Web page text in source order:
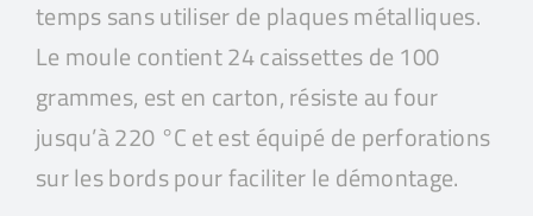
temps sans utiliser de plaques métalliques.
Le moule contient 24 caissettes de 100
grammes, est en carton, résiste au four
jusqu’à 220 °C et est équipé de perforations
sur les bords pour faciliter le démontage.